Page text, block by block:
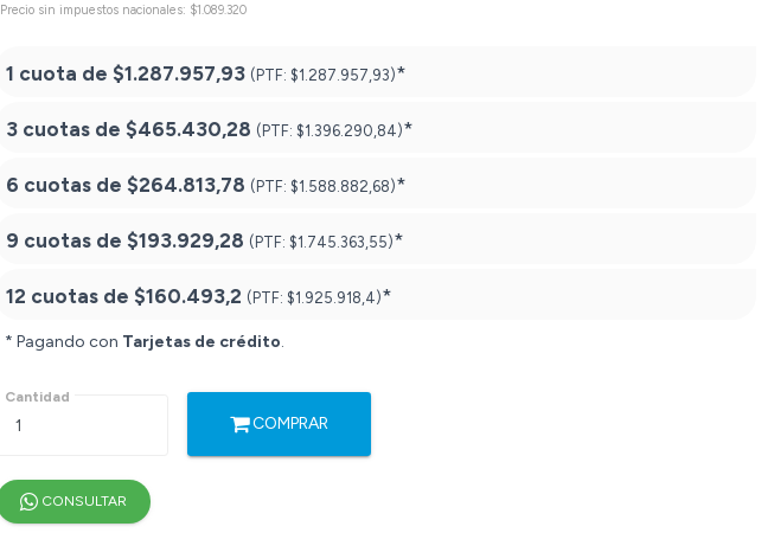
Precio sin impuestos nacionales: $1.089.320
1 cuota de $1.287.957,93 (PTF: $1.287.957,93)*
3 cuotas de $465.430,28 (PTF: $1.396.290,84)*
6 cuotas de $264.813,78 (PTF: $1.588.882,68)*
9 cuotas de $193.929,28 (PTF: $1.745.363,55)*
12 cuotas de $160.493,2 (PTF: $1.925.918,4)*
* Pagando con Tarjetas de crédito.
Cantidad
COMPRAR
CONSULTAR